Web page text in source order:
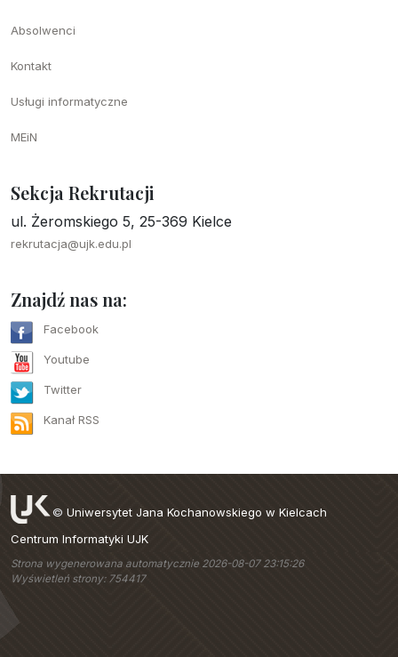
Absolwenci
Kontakt
Usługi informatyczne
MEiN
Sekcja Rekrutacji
ul. Żeromskiego 5, 25-369 Kielce
rekrutacja@ujk.edu.pl
Znajdź nas na:
Facebook
Youtube
Twitter
Kanał RSS
© Uniwersytet Jana Kochanowskiego w Kielcach
Centrum Informatyki UJK
Strona wygenerowana automatycznie 2026-08-07 23:15:26
Wyświetleń strony: 754417